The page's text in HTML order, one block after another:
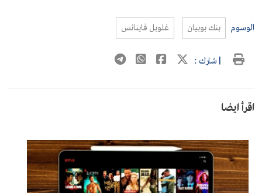
الوسوم بنك بوبيان غلوبل فاينانس
| شارك :
اقرأ ايضا